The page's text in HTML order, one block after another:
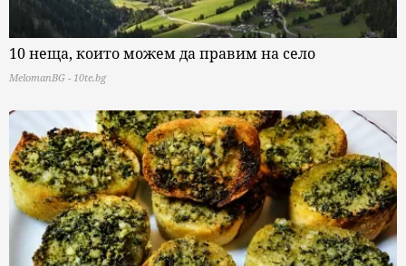
10 неща, които можем да правим на село
MelomanBG - 10te.bg